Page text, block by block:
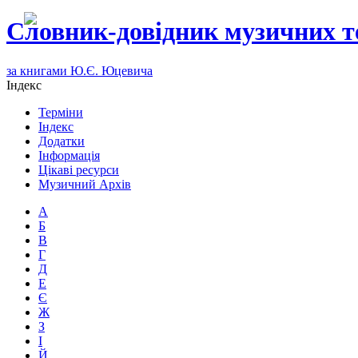
Словник-довідник музичних
за книгами Ю.Є. Юцевича
Індекс
Терміни
Індекс
Додатки
Інформація
Цікаві ресурси
Музичний Архів
А
Б
В
Г
Д
Е
Є
Ж
З
І
Й